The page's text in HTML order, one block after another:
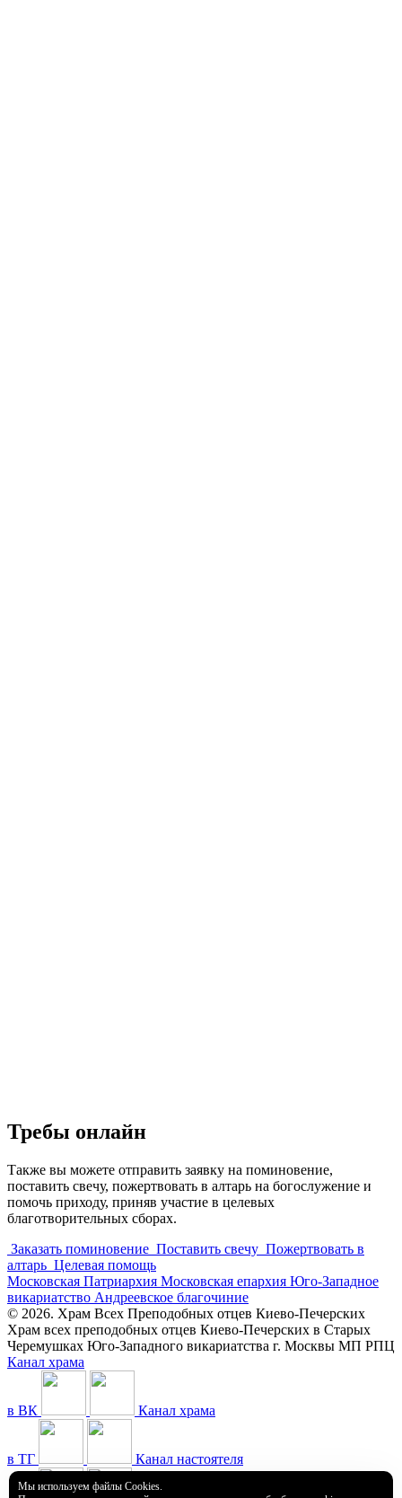
Требы онлайн
Также вы можете отправить заявку на поминовение,
поставить свечу, пожертвовать в алтарь на богослужение и
помочь приходу, приняв участие в целевых
благотворительных сборах.
Заказать поминовение Поставить свечу Пожертвовать в
алтарь Целевая помощь
Московская Патриархия Московская епархия Юго-Западное
викариатство Андреевское благочиние
© 2026. Храм Всех Преподобных отцев Киево-Печерских
Храм всех преподобных отцев Киево-Печерских в Старых
Черемушках Юго-Западного викариатства г. Москвы МП РПЦ
Канал храма
в ВК Канал храма
в ТГ Канал настоятеля
Мы используем файлы Cookies.